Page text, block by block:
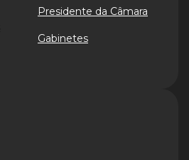
Presidente da Câmara
Gabinetes